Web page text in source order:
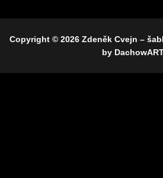
Copyright © 2026 Zdeněk Cvejn –
by